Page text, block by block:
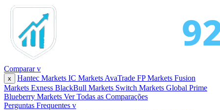
Compararv
x Hantec Markets IC Markets AvaTrade FP Markets Fusion
Markets Exness BlackBull Markets Switch Markets Global Prime
Blueberry Markets Ver Todas as Comparações
Perguntas Frequentes v